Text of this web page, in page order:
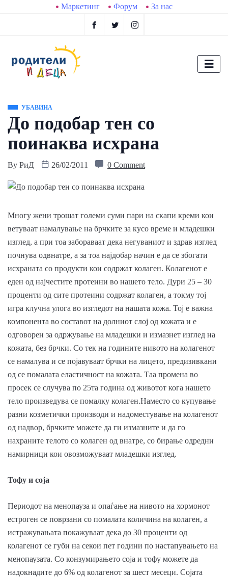
Маркетинг Форум За нас
УБАВИНА
До подобар тен со
поинаква исхрана
By РиД 26/02/2011 0 Comment
Многу жени трошат големи суми пари на скапи креми кои
ветуваат намалување на брчките за кусо време и младешки
изглед, а при тоа забораваат дека негуваниот и здрав изглед
почнува одвнатре, а за тоа најдобар начин е да се збогати
исхраната со продукти кои содржат колаген. Колагенот е
еден од најчестите протеини во нашето тело. Дури 25 – 30
проценти од сите протеини содржат колаген, а токму тој
игра клучна улога во изгледот на нашата кожа. Тој е важна
компонента во составот на долниот слој од кожата и е
одговорен за одржување на младешки и измазнет изглед на
кожата, без брчки. Со тек на годините нивото на колагенот
се намалува и се појавуваат брчки на лицето, предизивкани
од се помалата еластичност на кожата. Таа промена во
просек се случува по 25та година од животот кога нашето
тело произведува се помалку колаген.Наместо со купување
разни козметички производи и надоместување на колагенот
од надвор, брчките можете да ги измазните и да го
нахраните телото со колаген од внатре, со бирање одредни
намирници кои овозможуваат младешки изглед.
Тофу и соја
Периодот на менопауза и опаѓање на нивото на хормонот
естроген се поврзани со помалата количина на колаген, а
истражувањата покажуваат дека до 30 проценти од
колагенот се губи на секои пет години по настапувањето на
менопаузата. Со конзумирањето соја и тофу можете да
надокнадите до 6% од колагенот за шест месеци. Сојата